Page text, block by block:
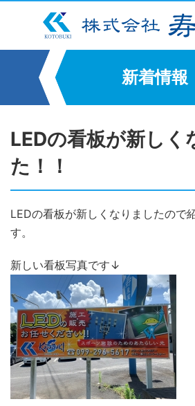
新着情報
LEDの看板が新しく
た！！
LEDの看板が新しくなりましたので
す。
新しい看板写真です↓